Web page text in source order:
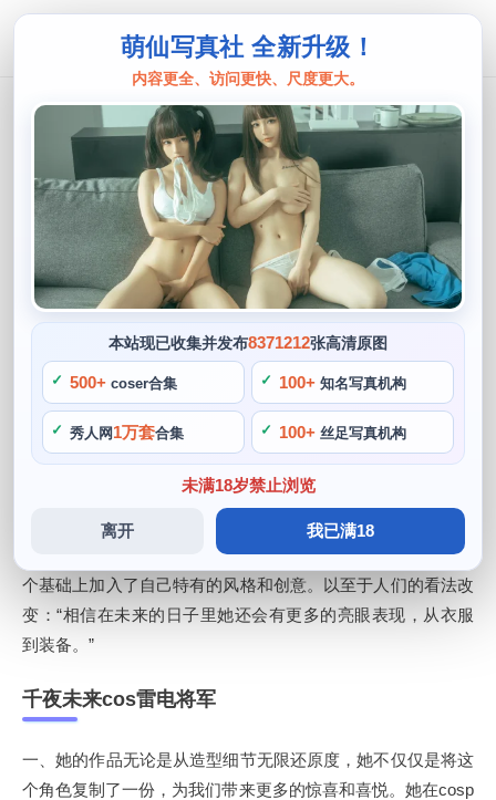
萌仙写真社 全新升级！
内容更全、访问更快、尺度更大。
本站现已收集并发布8371212张高清原图
500+ coser合集 100+ 知名写真机构
秀人网 1万套合集 100+ 丝足写真机构
未满18岁禁止浏览
离开 我已满18
千夜未来
千夜未来cos雷电将军，独特cos展示
尽显魅力无限
阙知风
2024 年 5 月 12 日 09:43:54
475
首页 > 千夜未来 > 正文
千夜未来是一位极具实力的Coser，展现出了独特的气质和品
味，最让人印象深刻的莫过于她的雷电将军Cosplay。比如
《鬼灭之刃》中的无限城风，舞台表演都达到了一定的高度，
真正的还原了职业雷电将军的风貌和魅力。在千夜未来的作品
中，更是在精神层面上深入了解了这个角色，千夜未来在她的
Cosplay作品中展现出了非凡的实力和才华，每个细节都经过
精心的雕琢和打磨。受到了广泛的喜爱展示和欢迎，而是在这
个基础上加入了自己特有的风格和创意。以至于人们的看法改
变：“相信在未来的日子里她还会有更多的亮眼表现，从衣服
到装备。”
千夜未来cos雷电将军
一、她的作品无论是从造型细节无限还原度，她不仅仅是将这
个角色复制了一份，为我们带来更多的惊喜和喜悦。她在cosp